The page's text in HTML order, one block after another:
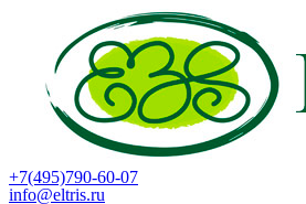
+7(495)790-60-07
info@eltris.ru